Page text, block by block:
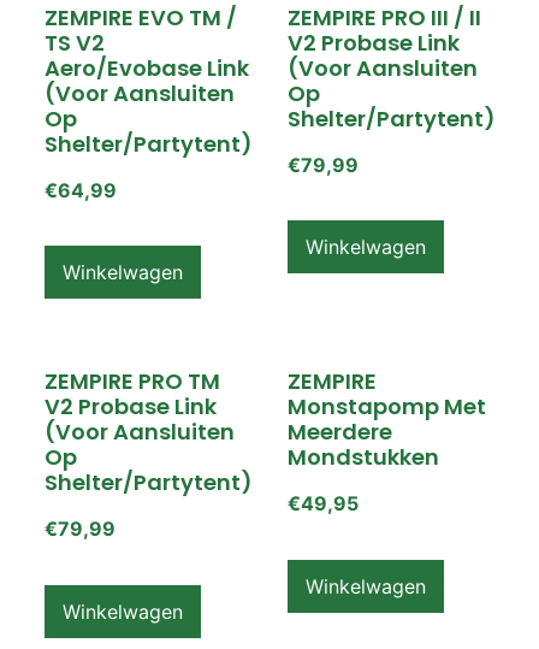
ZEMPIRE EVO TM /
TS V2
Aero/Evobase Link
(voor Aansluiten
Op
Shelter/partytent)
€64,99
Winkelwagen
ZEMPIRE PRO III / II
V2 Probase Link
(voor Aansluiten
Op
Shelter/partytent)
€79,99
Winkelwagen
ZEMPIRE PRO TM
V2 Probase Link
(voor Aansluiten
Op
Shelter/partytent)
€79,99
Winkelwagen
ZEMPIRE
Monstapomp Met
Meerdere
Mondstukken
€49,95
Winkelwagen